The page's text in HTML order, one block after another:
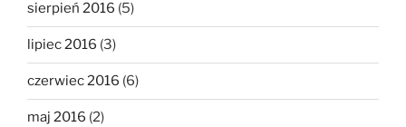
sierpień 2016 (5)
lipiec 2016 (3)
czerwiec 2016 (6)
maj 2016 (2)